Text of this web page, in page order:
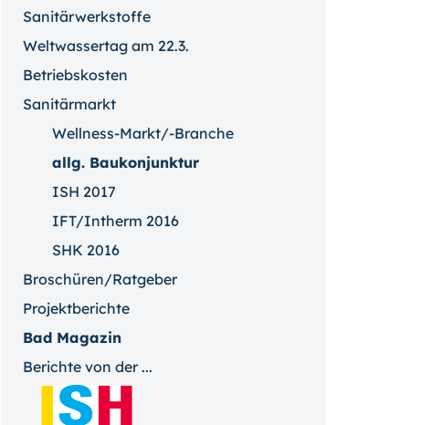
Sanitärwerkstoffe
Weltwassertag am 22.3.
Betriebskosten
Sanitärmarkt
Wellness-Markt/-Branche
allg. Baukonjunktur
ISH 2017
IFT/Intherm 2016
SHK 2016
Broschüren/Ratgeber
Projektberichte
Bad Magazin
Berichte von der ...